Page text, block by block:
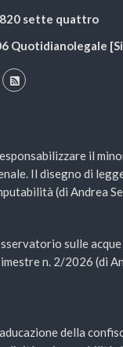
sette quattro
Quotidianolegale
il
Il disegno di
(di Andrea
sulle
n. 2/2026 (di
della